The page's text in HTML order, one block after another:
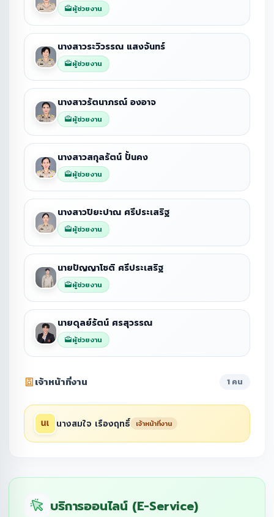
ผู้ช่วยงาน
นางสาวระวิวรรณ แสงจันทร์
ผู้ช่วยงาน
นางสาวรัตนาภรณ์ องอาจ
ผู้ช่วยงาน
นางสาวสกุลรัตน์ ปั้นคง
ผู้ช่วยงาน
นางสาวปิยะปาณ ศรีประเสริฐ
ผู้ช่วยงาน
นายปัญญาโชติ ศรีประเสริฐ
ผู้ช่วยงาน
นายดุลย์รัตน์ ศรสุวรรณ
ผู้ช่วยงาน
เจ้าหน้าที่งาน 1 คน
นางสมใจ เรืองฤทธิ์ เจ้าหน้าที่งาน
บริการออนไลน์ (E-Service)